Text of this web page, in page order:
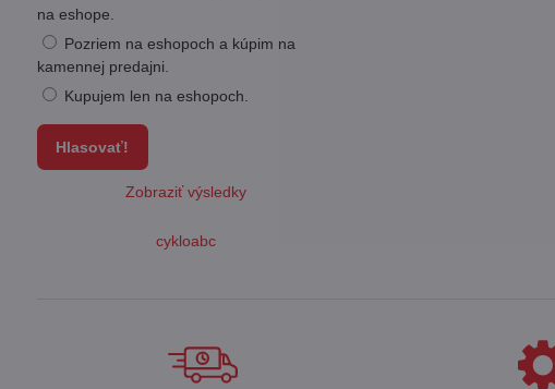
na eshope.
Pozriem na eshopoch a kúpim na
kamennej predajni.
Kupujem len na eshopoch.
Hlasovať!
Zobraziť výsledky
cykloabc